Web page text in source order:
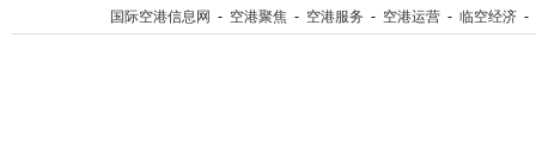
国际空港信息网 - 空港聚焦 - 空港服务 - 空港运营 - 临空经济 -